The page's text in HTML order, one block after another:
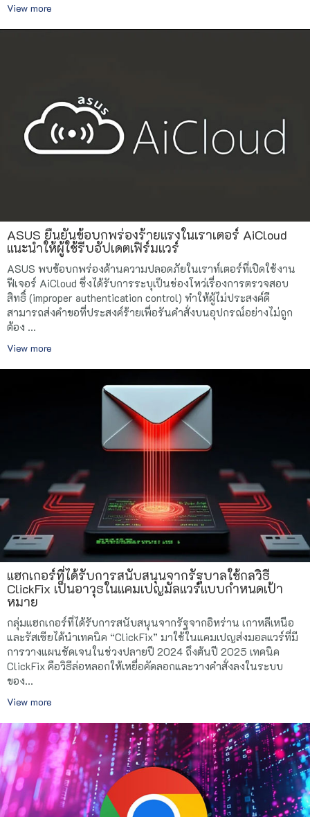
View more
ASUS ยืนยันข้อบกพร่องร้ายแรงในเราเตอร์ AiCloud
แนะนำให้ผู้ใช้รีบอัปเดตเฟิร์มแวร์
ASUS พบข้อบกพร่องด้านความปลอดภัยในเราท์เตอร์ที่เปิดใช้งาน
ฟีเจอร์ AiCloud ซึ่งได้รับการระบุเป็นช่องโหว่เรื่องการตรวจสอบ
สิทธิ์ (improper authentication control) ทำให้ผู้ไม่ประสงค์ดี
สามารถส่งคำขอที่ประสงค์ร้ายเพื่อรันคำสั่งบนอุปกรณ์อย่างไม่ถูก
ต้อง ...
View more
แฮกเกอร์ที่ได้รับการสนับสนุนจากรัฐบาลใช้กลวิธี
ClickFix เป็นอาวุธในแคมเปญมัลแวร์แบบกำหนดเป้า
หมาย
กลุ่มแฮกเกอร์ที่ได้รับการสนับสนุนจากรัฐจากอิหร่าน เกาหลีเหนือ
และรัสเซียได้นำเทคนิค “ClickFix” มาใช้ในแคมเปญส่งมอลแวร์ที่มี
การวางแผนชัดเจนในช่วงปลายปี 2024 ถึงต้นปี 2025 เทคนิค
ClickFix คือวิธีล่อหลอกให้เหยื่อคัดลอกและวางคำสั่งลงในระบบ
ของ...
View more